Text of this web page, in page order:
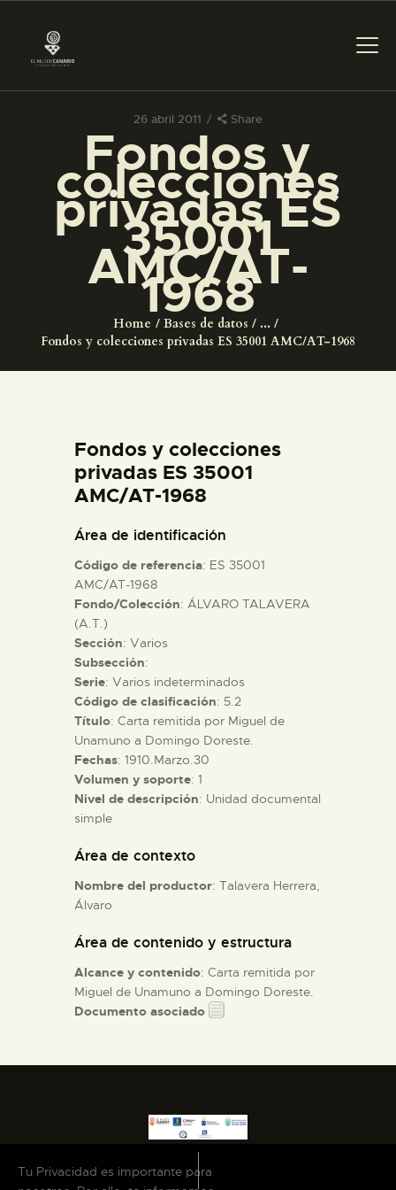
26 abril 2011 Share
Fondos y
colecciones
privadas ES
35001
AMC/AT-
1968
Home Bases de datos
...
Fondos y colecciones privadas ES 35001 AMC/AT-1968
PREPARAR LA VISITA
ACTIVIDADES
EL MUSEO
ESPAÑOL
ACTIVIDADES
█
EL MUSEO
COLECCIONES
DIDÁCTICA
Fondos y colecciones
privadas ES 35001
AMC/AT-1968
Área de identificación
Código de referencia: ES 35001
AMC/AT-1968
Fondo/Colección: ÁLVARO TALAVERA
(A.T.)
Sección: Varios
Subsección:
Serie: Varios indeterminados
Código de clasificación: 5.2
Título: Carta remitida por Miguel de
Unamuno a Domingo Doreste.
Fechas: 1910.Marzo.30
Volumen y soporte: 1
Nivel de descripción: Unidad documental
simple
Área de contexto
Nombre del productor: Talavera Herrera,
Álvaro
Área de contenido y estructura
Alcance y contenido: Carta remitida por
Miguel de Unamuno a Domingo Doreste.
Documento asociado
Tu Privacidad es importante para